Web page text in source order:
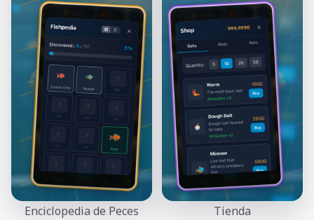
Enciclopedia de Peces Tienda